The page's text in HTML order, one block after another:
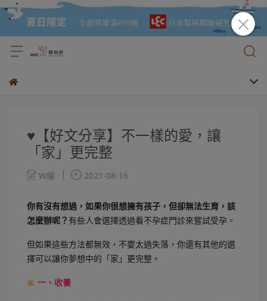
♥【好文分享】不一樣的愛，讓
「家」更完整
W編 2021-08-16
你有沒有想過，如果你很想擁有孩子，但卻無法生育，該
怎麼辦呢？ 有些人會選擇透過看不孕症門診來嘗試受孕。
但如果這些方法都無效，不要太過失落，你還有其他的選
擇可以讓你夢想中的「家」更完整。
🎀 一、收養